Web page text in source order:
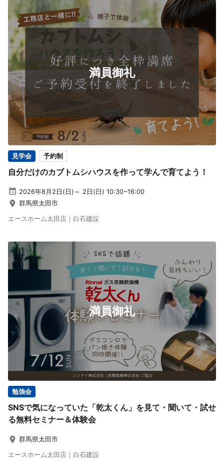
満員御礼
見学会 予約制
自分だけのカブトムシハウスを作って学んで育てよう！
2026年8月2日(日)～ 2日(日) 10:30~16:00
群馬県太田市
エースホーム太田店｜白石建設
満員御礼
勉強会
SNSで気になっていた「乾太くん」を見て・聞いて・試せ
る無料セミナー＆体験会
群馬県太田市
エースホーム太田店｜白石建設